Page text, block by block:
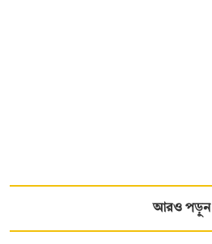
আরও পড়ুন